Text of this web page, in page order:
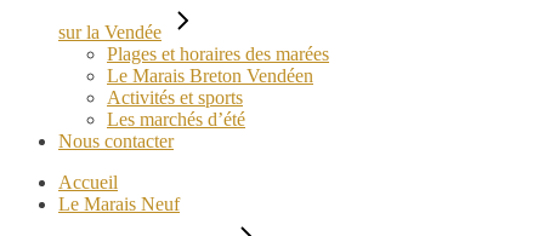
sur la Vendée
Plages et horaires des marées
Le Marais Breton Vendéen
Activités et sports
Les marchés d’été
Nous contacter
Accueil
Le Marais Neuf